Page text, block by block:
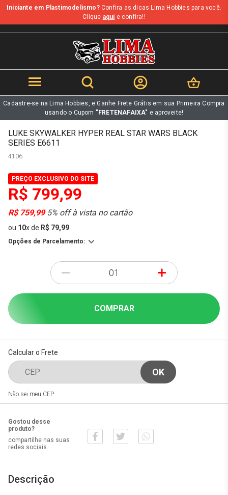
b
Iniciante em Plastimodelismo?Confira as dicas Lima Hobbies para você.
Clique aqui e confira!!
Cadastre-se na Lima Hobbies, e Ganhe Frete Grátis em sua Primeira Compra
usando o Cupom "FRETENAFAIXA" e aproveite!
LUKE SKYWALKER HYPER REAL STAR WARS BLACK
SERIES E6611
4106
PREÇO EXCLUSIVO DO SITE
R$ 799,99
R$ 759,995% off à vista no cartão
ou 10xde R$ 79,99
Opções de Parcelamento:
- +
COMPRAR
Calcular o Frete
Não sei meu CEP
Gostou desse
produto?
compartilhe nas suas
redes sociais
Descrição